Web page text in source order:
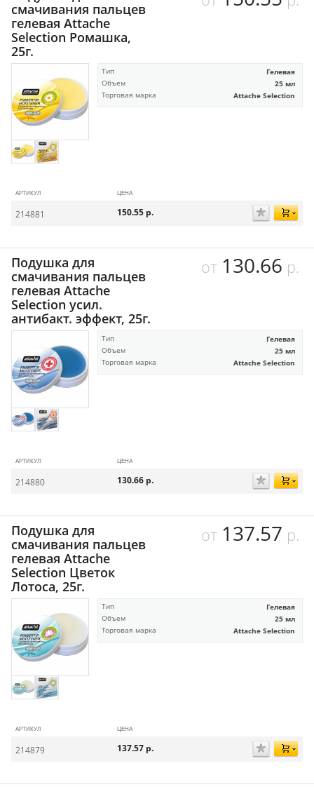
смачивания пальцев
гелевая Attache
Selection Ромашка,
25г.
Тип Гелевая
Объем 25 мл
Торговая марка Attache Selection
АРТИКУЛ ЦЕНА
214881 150.55 р.
Подушка для
смачивания пальцев
гелевая Attache
Selection усил.
антибакт. эффект, 25г.
от 130.66 р.
Тип Гелевая
Объем 25 мл
Торговая марка Attache Selection
АРТИКУЛ ЦЕНА
214880 130.66 р.
Подушка для
смачивания пальцев
гелевая Attache
Selection Цветок
Лотоса, 25г.
от 137.57 р.
Тип Гелевая
Объем 25 мл
Торговая марка Attache Selection
АРТИКУЛ ЦЕНА
214879 137.57 р.